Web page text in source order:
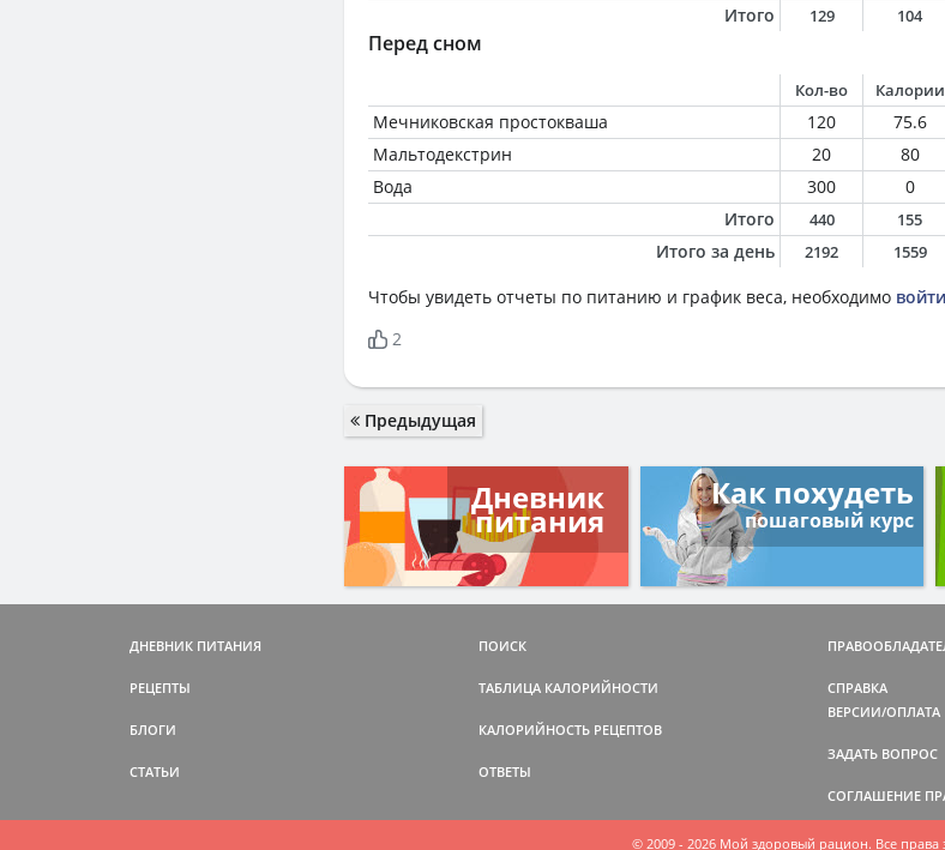
Итого
129 104
Перед сном
Кол-во Калории
Мечниковская простокваша 120 75.6
Мальтодекстрин
20 80
Вода
300 0
Итого
440 155
Итого за день 2192 1559
Чтобы увидеть отчеты по питанию и график веса, необходимо войти
2
Предыдущая
Дневник
питания
Как похудеть
пошаговый курс
ДНЕВНИК ПИТАНИЯ
РЕЦЕПТЫ
БЛОГИ
СТАТЬИ
ПОИСК
ТАБЛИЦА КАЛОРИЙНОСТИ
КАЛОРИЙНОСТЬ РЕЦЕПТОВ
ОТВЕТЫ
СПРАВКА
ВЕРСИИ/ОПЛАТА
ЗАДАТЬ ВОПРОС
СОГЛАШЕНИЕ
© 2009 - 2026 Мой здоровый рацион. Все